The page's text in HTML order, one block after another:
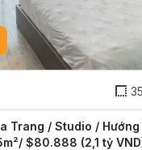
Trang / Studio /
$80.888 (2,1 tỷ